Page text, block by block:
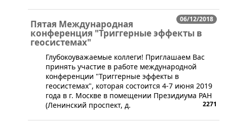
06/12/2018
Пятая Международная
конференция "Триггерные эффекты в
геосистемах"
​Глубокоуважаемые коллеги! Приглашаем Вас
принять участие в работе международной
конференции "Триггерные эффекты в
геосистемах", которая состоится 4-7 июня 2019
года в г. Москве в помещении Президиума РАН
(Ленинский проспект, д.
2271